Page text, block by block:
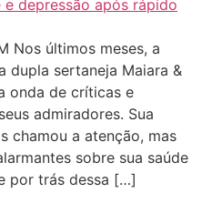
Nos últimos meses, a
dupla sertaneja Maiara &
onda de críticas e
admiradores. Sua
chamou a atenção, mas
sobre sua saúde
por trás dessa […]